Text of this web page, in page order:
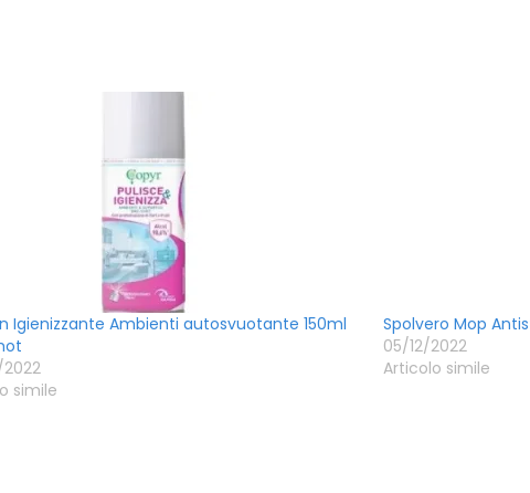
Igienizzante Ambienti autosvuotante 150ml
simile
Spolvero Mop
05/12/2022
Articolo simile